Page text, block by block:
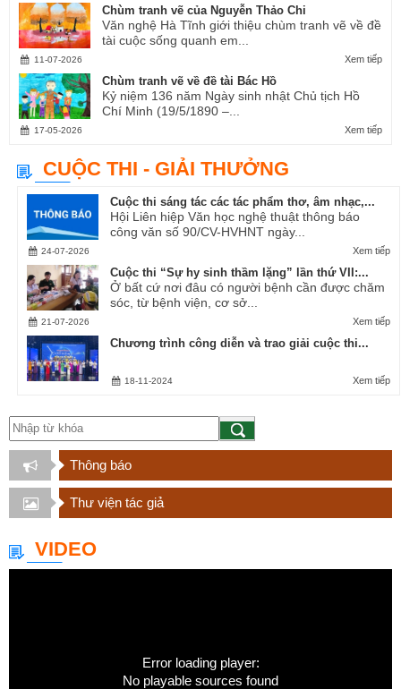
Chùm tranh vẽ của Nguyễn Thảo Chi
Văn nghệ Hà Tĩnh giới thiệu chùm tranh vẽ về đề
tài cuộc sống quanh em...
Xem tiếp
11-07-2026
Chùm tranh vẽ về đề tài Bác Hồ
Kỷ niệm 136 năm Ngày sinh nhật Chủ tịch Hồ
Chí Minh (19/5/1890 –...
Xem tiếp
17-05-2026
CUỘC THI - GIẢI THƯỞNG
Cuộc thi sáng tác các tác phẩm thơ, âm nhạc,...
Hội Liên hiệp Văn học nghệ thuật thông báo
công văn số 90/CV-HVHNT ngày...
Xem tiếp
24-07-2026
Cuộc thi “Sự hy sinh thầm lặng” lần thứ VII:...
Ở bất cứ nơi đâu có người bệnh cần được chăm
sóc, từ bệnh viện, cơ sở...
Xem tiếp
21-07-2026
Chương trình công diễn và trao giải cuộc thi...
Xem tiếp
18-11-2024
Thông báo
Thư viện tác giả
VIDEO
Error loading player:
No playable sources found